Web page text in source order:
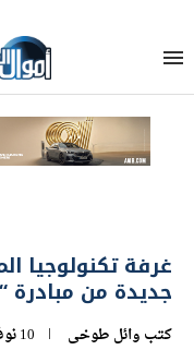
غرفة تكنولوجيا
جديدة من مبادرة
كتب وائل طوخى 10 نوفمبر 2014 | 9:27 ص